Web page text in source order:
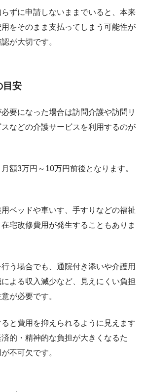
ずに申請しないままでいると、本来
をそのまま支払ってしまう可能性が
が大切です。
目安
要になった場合は訪問介護や訪問リ
などの介護サービスを利用するのが
額3万円～10万円前後となります。
ベッドや車いす、手すりなどの福祉
宅改修費用が発生することもありま
う場合でも、通院付き添いや介護用
よる収入減少など、見えにくい負担
が必要です。
と費用を抑えられるように見えます
的・精神的な負担が大きくなるた
不可欠です。